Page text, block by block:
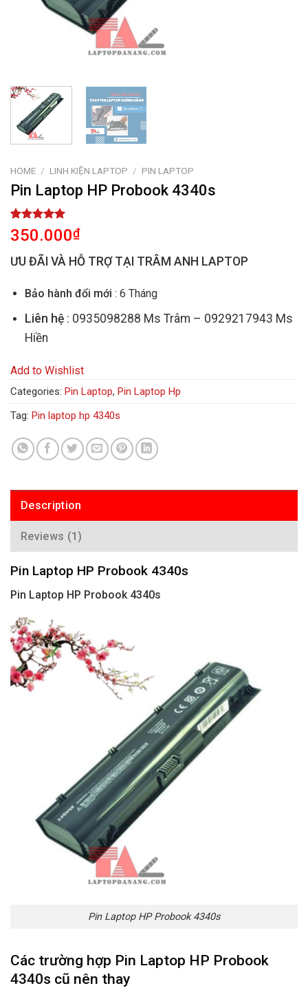
HOME / LINH KIỆN LAPTOP / PIN LAPTOP
Pin Laptop HP Probook 4340s
Rated
5.00
out of 5
based on
1
customer
350.000₫
ƯU ĐÃI VÀ HỖ TRỢ TẠI TRÂM ANH LAPTOP
Bảo hành đổi mới : 6 Tháng
Liên hệ: 0935098288 Ms Trâm – 0929217943 Ms
Hiền
Add to Wishlist
Categories: Pin Laptop, Pin Laptop Hp
Tag: Pin laptop hp 4340s
Description
Reviews (1)
Pin Laptop HP Probook 4340s
Pin Laptop HP Probook 4340s
Pin Laptop HP Probook 4340s
Các trường hợp Pin Laptop HP Probook
4340s cũ nên thay